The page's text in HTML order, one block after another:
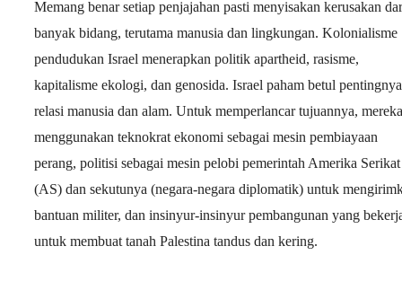
Memang benar setiap penjajahan pasti menyisakan kerusakan
banyak bidang, terutama manusia dan lingkungan. Kolonialisme
pendudukan Israel menerapkan politik apartheid, rasisme,
kapitalisme ekologi, dan genosida. Israel paham betul pentingnya
relasi manusia dan alam. Untuk memperlancar tujuannya, mereka
menggunakan teknokrat ekonomi sebagai mesin pembiayaan
perang, politisi sebagai mesin pelobi pemerintah Amerika Serikat
(AS) dan sekutunya (negara-negara diplomatik) untuk
bantuan militer, dan insinyur-insinyur pembangunan yang
untuk membuat tanah Palestina tandus dan kering.